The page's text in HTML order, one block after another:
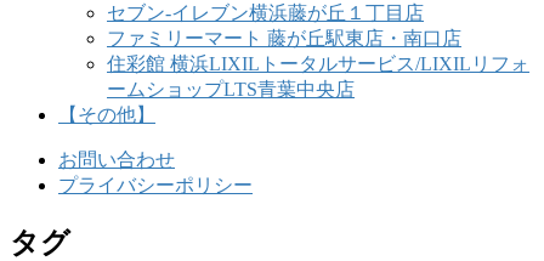
セブン-イレブン横浜藤が丘１丁目店
ファミリーマート 藤が丘駅東店・南口店
住彩館 横浜LIXILトータルサービス/LIXILリフォ
ームショップLTS青葉中央店
【その他】
お問い合わせ
プライバシーポリシー
タグ